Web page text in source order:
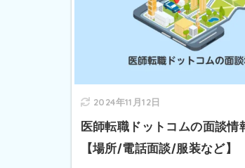
2024年11月12日
医師転職ドットコムの面談情
【場所/電話面談/服装など】